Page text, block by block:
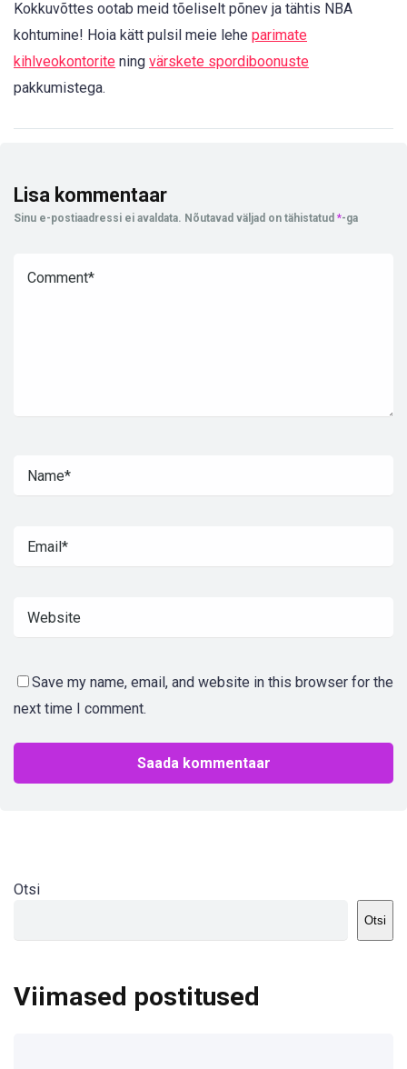
Kokkuvõttes ootab meid tõeliselt põnev ja tähtis NBA
kohtumine! Hoia kätt pulsil meie lehe parimate
kihlveokontorite ning värskete spordiboonuste
pakkumistega.
Lisa kommentaar
Sinu e-postiaadressi ei avaldata. Nõutavad väljad on tähistatud *-ga
Save my name, email, and website in this browser for the
next time I comment.
Otsi
Otsi
Viimased postitused